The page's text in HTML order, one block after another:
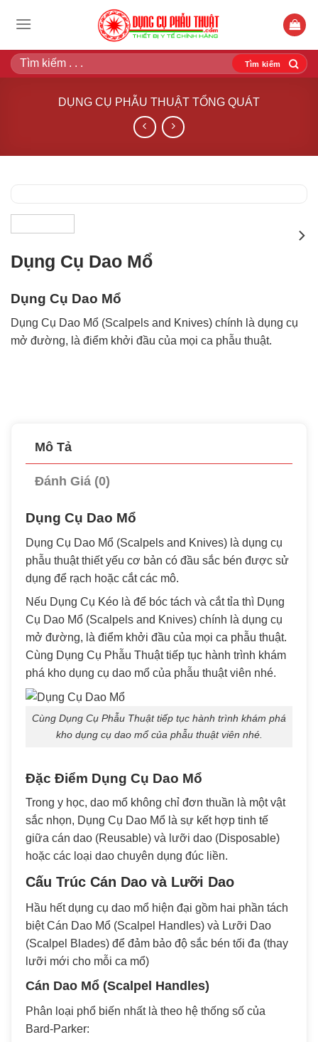
qua
dung
Tìm
kiếm:
DỤNG CỤ PHẪU THUẬT TỔNG QUÁT
Dụng Cụ Dao Mổ
Dụng Cụ Dao Mổ
Dụng Cụ Dao Mổ (Scalpels and Knives) chính là dụng cụ
mở đường, là điểm khởi đầu của mọi ca phẫu thuật.
Mô Tả
Đánh Giá (0)
Dụng Cụ Dao Mổ
Dụng Cụ Dao Mổ (Scalpels and Knives) là dụng cụ
phẫu thuật thiết yếu cơ bản có đầu sắc bén được sử
dụng để rạch hoặc cắt các mô.
Nếu Dụng Cụ Kéo là để bóc tách và cắt tỉa thì Dụng
Cụ Dao Mổ (Scalpels and Knives) chính là dụng cụ
mở đường, là điểm khởi đầu của mọi ca phẫu thuật.
Cùng Dụng Cụ Phẫu Thuật tiếp tục hành trình khám
phá kho dụng cụ dao mổ của phẫu thuật viên nhé.
Cùng Dụng Cụ Phẫu Thuật tiếp tục hành trình khám phá
kho dụng cụ dao mổ của phẫu thuật viên nhé.
Đặc Điểm Dụng Cụ Dao Mổ
Trong y học, dao mổ không chỉ đơn thuần là một vật
sắc nhọn, Dụng Cụ Dao Mổ là sự kết hợp tinh tế
giữa cán dao (Reusable) và lưỡi dao (Disposable)
hoặc các loại dao chuyên dụng đúc liền.
Cấu Trúc Cán Dao và Lưỡi Dao
Hầu hết dụng cụ dao mổ hiện đại gồm hai phần tách
biệt Cán Dao Mổ (Scalpel Handles) và Lưỡi Dao
(Scalpel Blades) để đảm bảo độ sắc bén tối đa (thay
lưỡi mới cho mỗi ca mổ)
Cán Dao Mổ (Scalpel Handles)
Phân loại phổ biến nhất là theo hệ thống số của
Bard-Parker: